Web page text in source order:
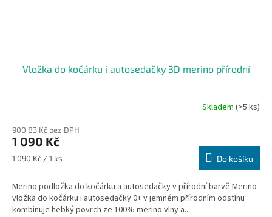
Vložka do kočárku i autosedačky 3D merino přírodní
produktu
je
5,0
hvězdiček.
Skladem(>5 ks)
900,83 Kč bez DPH
1 090 Kč
Měrná
1 090 Kč / 1 ks Do košíku
Merino podložka do kočárku a autosedačky v přírodní barvě Merino
vložka do kočárku i autosedačky 0+ v jemném přírodním odstínu
kombinuje hebký povrch ze 100% merino vlny a...